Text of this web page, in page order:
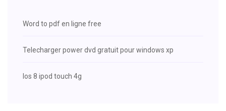
Word to pdf en ligne free
Telecharger power dvd gratuit pour windows xp
Ios 8 ipod touch 4g